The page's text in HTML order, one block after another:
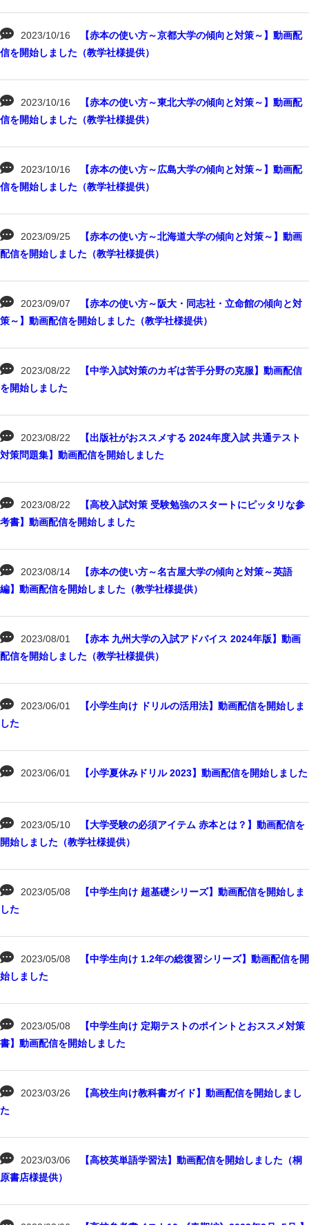
2023/10/16
【赤本の使い方～京都大学の傾向と対策～】動画配
信を開始しました（教学社様提供）
2023/10/16
【赤本の使い方～東北大学の傾向と対策～】動画配
信を開始しました（教学社様提供）
2023/10/16
【赤本の使い方～広島大学の傾向と対策～】動画配
信を開始しました（教学社様提供）
2023/09/25
【赤本の使い方～北海道大学の傾向と対策～】動画
配信を開始しました（教学社様提供）
2023/09/07
【赤本の使い方～阪大・同志社・立命館の傾向と対
策～】動画配信を開始しました（教学社様提供）
2023/08/22
【中学入試対策のカギは苦手分野の克服】動画配信
を開始しました
2023/08/22
【出版社がおススメする 2024年度入試 共通テスト
対策問題集】動画配信を開始しました
2023/08/22
【高校入試対策 受験勉強のスタートにピッタリな参
考書】動画配信を開始しました
2023/08/14
【赤本の使い方～名古屋大学の傾向と対策～英語
編】動画配信を開始しました（教学社様提供）
2023/08/01
【赤本 九州大学の入試アドバイス 2024年版】動画
配信を開始しました（教学社様提供）
2023/06/01
【小学生向け ドリルの活用法】動画配信を開始しま
した
2023/06/01 【小学夏休みドリル 2023】動画配信を開始しました
2023/05/10
【大学受験の必須アイテム 赤本とは？】動画配信を
開始しました（教学社様提供）
2023/05/08
【中学生向け 超基礎シリーズ】動画配信を開始しま
した
2023/05/08
【中学生向け 1.2年の総復習シリーズ】動画配信を開
始しました
2023/05/08
【中学生向け 定期テストのポイントとおススメ対策
書】動画配信を開始しました
2023/03/26
【高校生向け教科書ガイド】動画配信を開始しまし
た
2023/03/06
【高校英単語学習法】動画配信を開始しました（桐
原書店様提供）